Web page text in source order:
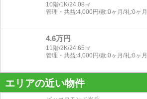
10階/1K/24.08㎡
管理・共益:4,000円/敷:0ヶ月/礼:0ヶ月
4.6万円
11階/2K/24.65㎡
管理・共益:4,000円/敷:0ヶ月/礼:0ヶ月
エリアの近い物件